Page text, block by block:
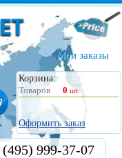
Мои заказы
Корзина:
Товаров
0 шт.
Оформить заказ
(495) 999-37-07